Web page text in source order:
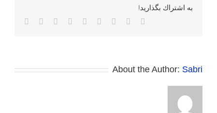
به اشتراك بگذاريد!
Facebook
Twitter
Reddit
LinkedIn
WhatsApp
Tumblr
Pinterest
About the Author: Sabri